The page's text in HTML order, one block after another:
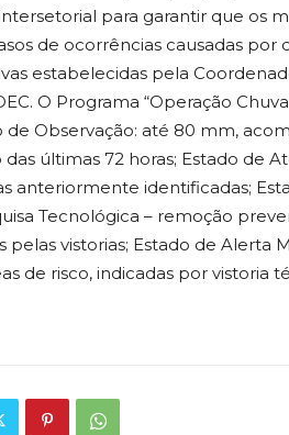
para garantir que os
de ocorrências causadas por
estabelecidas pela
O Programa “Operação
de Observação: até 80 mm,
últimas 72 horas; Estado de
anteriormente identificadas;
Tecnológica – remoção
pelas vistorias; Estado de Alerta
de risco, indicadas por vistoria